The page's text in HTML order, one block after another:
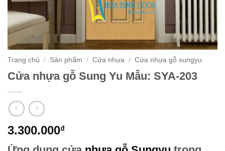
Trang chủ / Sản phẩm / Cửa nhựa / Cửa nhựa gỗ sungyu
Cửa nhựa gỗ Sung Yu Mẫu: SYA-203
3.300.000₫